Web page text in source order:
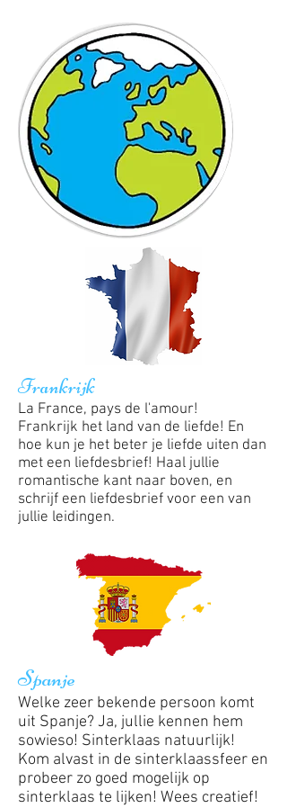
Frankrijk
La France, pays de l'amour!
Frankrijk het land van de liefde! En
hoe kun je het beter je liefde uiten dan
met een liefdesbrief! Haal jullie
romantische kant naar boven, en
schrijf een liefdesbrief voor een van
jullie leidingen.
Spanje
Welke zeer bekende persoon komt
uit Spanje? Ja, jullie kennen hem
sowieso! Sinterklaas natuurlijk!
Kom alvast in de sinterklaassfeer en
probeer zo goed mogelijk op
sinterklaas te lijken! Wees creatief!